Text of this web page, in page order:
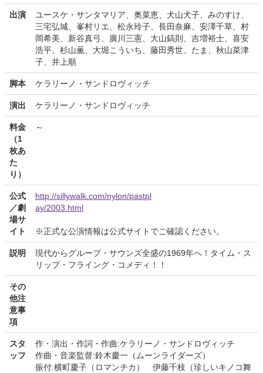
出演
ユースケ・サンタマリア、奥菜恵、犬山犬子、みのすけ、
三宅弘城、峯村リエ、松永玲子、長田奈麻、安澤千草、村
岡希美、新谷真弓、廣川三憲、大山鎬則、吉増裕士、喜安
浩平、杉山薫、大堀こういち、藤田秀世、たま、秋山菜津
子、井上順
脚本 ケラリーノ・サンドロヴィッチ
演出 ケラリーノ・サンドロヴィッチ
料金
（1
枚あ
た
り）
～
公式
／劇
場サ
イト
http://sillywalk.com/nylon/pastpl
ay/2003.html
※正式な公演情報は公式サイトでご確認ください。
説明
現代からグループ・サウンズ全盛の1969年へ！タイム・ス
リップ・フライング・コメディ！！
その
他注
意事
項
スタ
ッフ
作・演出・作詞・作曲:ケラリーノ・サンドロヴィッチ
作曲・音楽監督:鈴木慶一（ムーンライダーズ）
振付:横町慶子（ロマンチカ） 伊藤千枝（珍しいキノコ舞